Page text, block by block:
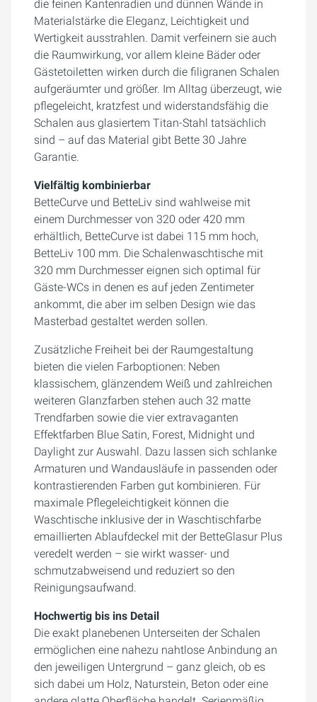
die feinen Kantenradien und dünnen Wände in
Materialstärke die Eleganz, Leichtigkeit und
Wertigkeit ausstrahlen. Damit verfeinern sie auch
die Raumwirkung, vor allem kleine Bäder oder
Gästetoiletten wirken durch die filigranen Schalen
aufgeräumter und größer. Im Alltag überzeugt, wie
pflegeleicht, kratzfest und widerstandsfähig die
Schalen aus glasiertem Titan-Stahl tatsächlich
sind – auf das Material gibt Bette 30 Jahre
Garantie.
Vielfältig kombinierbar
BetteCurve und BetteLiv sind wahlweise mit
einem Durchmesser von 320 oder 420 mm
erhältlich, BetteCurve ist dabei 115 mm hoch,
BetteLiv 100 mm. Die Schalenwaschtische mit
320 mm Durchmesser eignen sich optimal für
Gäste-WCs in denen es auf jeden Zentimeter
ankommt, die aber im selben Design wie das
Masterbad gestaltet werden sollen.
Zusätzliche Freiheit bei der Raumgestaltung
bieten die vielen Farboptionen: Neben
klassischem, glänzendem Weiß und zahlreichen
weiteren Glanzfarben stehen auch 32 matte
Trendfarben sowie die vier extravaganten
Effektfarben Blue Satin, Forest, Midnight und
Daylight zur Auswahl. Dazu lassen sich schlanke
Armaturen und Wandausläufe in passenden oder
kontrastierenden Farben gut kombinieren. Für
maximale Pflegeleichtigkeit können die
Waschtische inklusive der in Waschtischfarbe
emaillierten Ablaufdeckel mit der BetteGlasur Plus
veredelt werden – sie wirkt wasser- und
schmutzabweisend und reduziert so den
Reinigungsaufwand.
Hochwertig bis ins Detail
Die exakt planebenen Unterseiten der Schalen
ermöglichen eine nahezu nahtlose Anbindung an
den jeweiligen Untergrund – ganz gleich, ob es
sich dabei um Holz, Naturstein, Beton oder eine